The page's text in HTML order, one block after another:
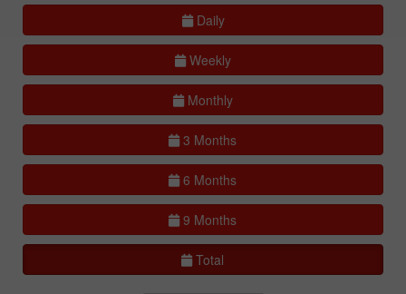
Daily
Weekly
Monthly
3 Months
6 Months
9 Months
Total